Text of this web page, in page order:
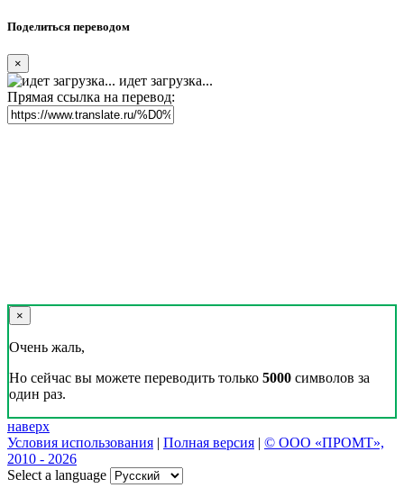
Поделиться переводом
×
идет загрузка...
Прямая ссылка на перевод:
×
Очень жаль,
Но сейчас вы можете переводить только 5000 символов за
один раз.
наверх
Условия использования | Полная версия | © ООО «ПРОМТ»,
2010 - 2026
Select a language